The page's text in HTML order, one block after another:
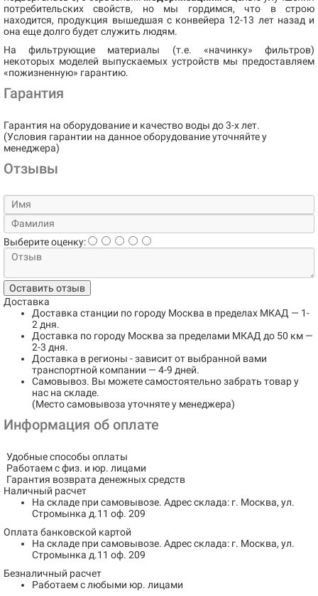
потребительских свойств, но мы гордимся, что в строю
находится, продукция вышедшая с конвейера 12-13 лет назад и
она еще долго будет служить людям.
На фильтрующие материалы (т.е. «начинку» фильтров)
некоторых моделей выпускаемых устройств мы предоставляем
«пожизненную» гарантию.
Гарантия
Гарантия на оборудование и качество воды до 3-х лет.
(Условия гарантии на данное оборудование уточняйте у
менеджера)
Отзывы
Выберите оценку:
Оставить отзыв
Доставка
Доставка станции по городу Москва в пределах МКАД — 1-
2 дня.
Доставка по городу Москва за пределами МКАД до 50 км —
2-3 дня.
Доставка в регионы - зависит от выбранной вами
транспортной компании — 4-9 дней.
Самовывоз. Вы можете самостоятельно забрать товар у
нас на складе.
(Место самовывоза уточняте у менеджера)
Информация об оплате
Удобные способы оплаты
Работаем с физ. и юр. лицами
Гарантия возврата денежных средств
Наличный расчет
На складе при самовывозе. Адрес склада: г. Москва, ул.
Стромынка д.11 оф. 209
Оплата банковской картой
На складе при самовывозе. Адрес склада: г. Москва, ул.
Стромынка д.11 оф. 209
Безналичный расчет
Работаем с любыми юр. лицами